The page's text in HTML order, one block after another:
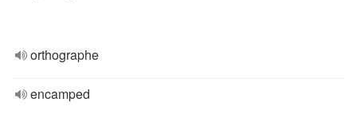
orthographe
encamped